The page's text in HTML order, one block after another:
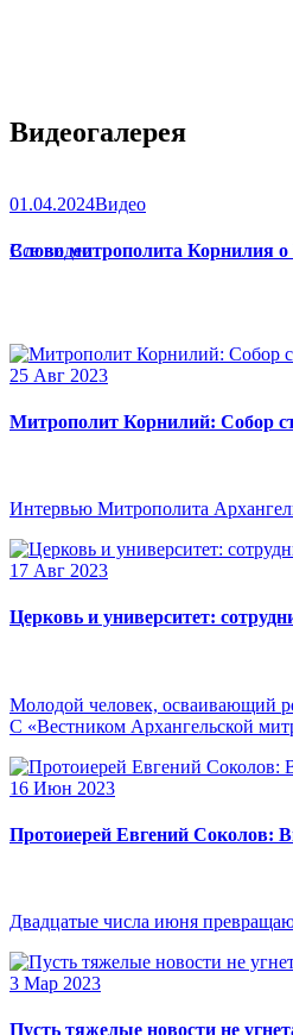
Видеогалерея
01.04.2024Видео
Слово митрополита Корнилия о
Все видео
25 Авг 2023
Митрополит Корнилий: Собор
Интервью Митрополита
17 Авг 2023
Церковь и университет:
Молодой человек, осваивающий
С «Вестником Архангельской
16 Июн 2023
Протоиерей Евгений Соколов:
Двадцатые числа июня
3 Мар 2023
Пусть тяжелые новости не